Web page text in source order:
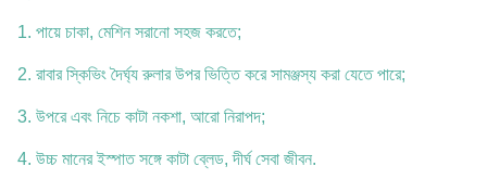
1. পায়ে চাকা, মেশিন সরানো সহজ করতে;
2. রাবার স্কিভিং দৈর্ঘ্য রুলার উপর ভিত্তি করে সামঞ্জস্য করা যেতে পারে;
3. উপরে এবং নিচে কাটা নকশা, আরো নিরাপদ;
4. উচ্চ মানের ইস্পাত সঙ্গে কাটা ব্লেড, দীর্ঘ সেবা জীবন.